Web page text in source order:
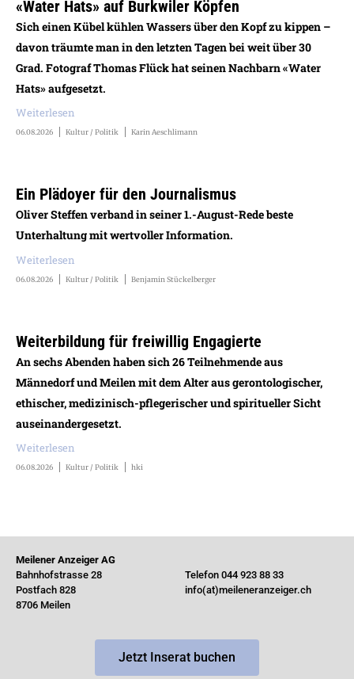
«Water Hats» auf Burkwiler Köpfen
Sich einen Kübel kühlen Wassers über den Kopf zu kippen –
davon träumte man in den letzten Tagen bei weit über 30
Grad. Fotograf Thomas Flück hat seinen Nachbarn «Water
Hats» aufgesetzt.
Weiterlesen
06.08.2026 Kultur / Politik Karin Aeschlimann
Ein Plädoyer für den Journalismus
Oliver Steffen verband in seiner 1.-August-Rede beste
Unterhaltung mit wertvoller Information.
Weiterlesen
06.08.2026 Kultur / Politik Benjamin Stückelberger
Weiterbildung für freiwillig Engagierte
An sechs Abenden haben sich 26 Teilnehmende aus
Männedorf und Meilen mit dem Alter aus gerontologischer,
ethischer, medizinisch-pflegerischer und spiritueller Sicht
auseinandergesetzt.
Weiterlesen
06.08.2026 Kultur / Politik hki
Meilener Anzeiger AG
Bahnhofstrasse 28
Postfach 828
8706 Meilen
Telefon 044 923 88 33
info(at)meileneranzeiger.ch
Jetzt Inserat buchen